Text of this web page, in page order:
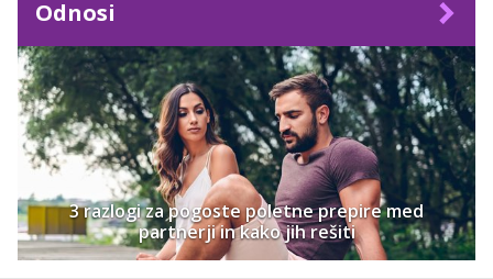
Odnosi
3 razlogi za pogoste poletne prepire med
partnerji in kako jih rešiti